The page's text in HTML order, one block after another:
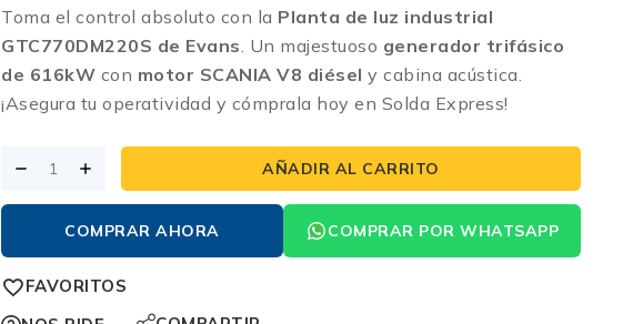
Toma el control absoluto con la Planta de luz industrial
GTC770DM220S de Evans . Un majestuoso generador trifásico
de 616kW con motor SCANIA V8 diésel y cabina acústica.
¡Asegura tu operatividad y cómprala hoy en Solda Express!
AÑADIR AL CARRITO
COMPRAR AHORA COMPRAR POR WHATSAPP
FAVORITOS